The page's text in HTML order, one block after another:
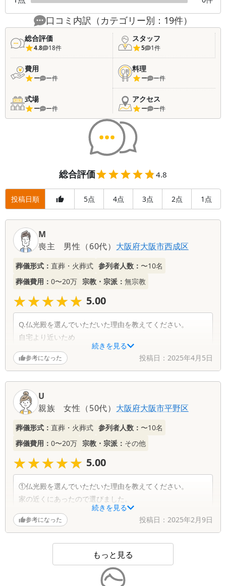
口コミ内訳（カテゴリー別： 19件）
総合評価
4.8 18件
スタッフ
5 1件
費用
ー ー件
料理
ー ー件
式場
ー ー件
アクセス
ー ー件
総合評価 4.8
投稿日順 5点 4点 3点 2点 1 点
続きを見る
M
喪主
男性 （60代） 大阪府大阪市西成区
葬儀形式： 直葬・火葬式 参列者人数： 〜10名
葬儀費用： 0〜20万 宗教・宗派： 無宗教
★★★★★
★★★★★ 5.00
Q.仏光殿を選んでいただいた理由を教えてください。
自宅より近いため
Q、この度の、葬儀施行に関して、お気づきの点がありま
全てすごく良くていねいで親切な対応でありがとうござい
ました。色々な人にも安心して紹介できる葬儀場でした。
私もその日が来たならばぜひここの葬儀場を選びたく思い
ます。この度は本当にありがとうございました。
参考になった 投稿日： 2025年4月5日
続きを見る
U
親族
女性 （50代） 大阪府大阪市平野区
葬儀形式： 直葬・火葬式 参列者人数： 〜10名
葬儀費用： 0〜20万 宗教・宗派： その他
★★★★★
★★★★★ 5.00
①仏光殿を選んでいただいた理由を教えてください。
家の近くにあったので選びました。
②この度の葬儀施行に関してお気づきの点がありましたら
初めての事でわからない事が多く聞く事も多々ありました
がその都度しんせつていねいに教えていただき心強かった
参考になった 投稿日： 2025年2月9日
もっと見る